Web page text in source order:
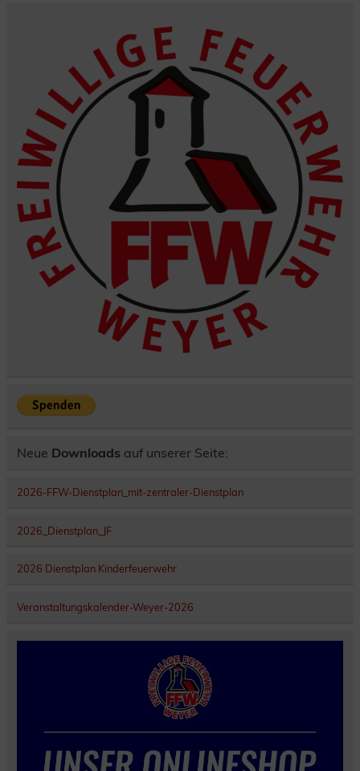
Neue Downloads auf unserer Seite:
2026-FFW-Dienstplan_mit-zentraler-Dienstplan
2026_Dienstplan_JF
2026 Dienstplan Kinderfeuerwehr
Veranstaltungskalender-Weyer-2026